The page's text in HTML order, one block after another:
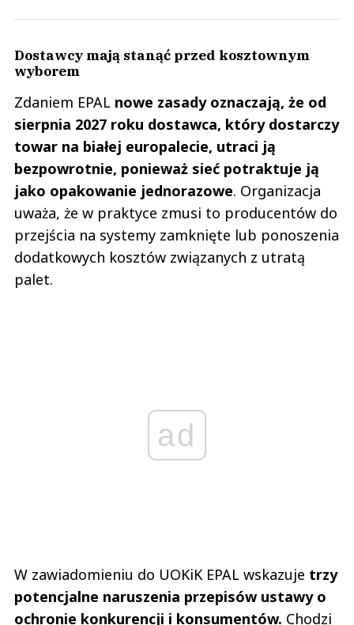
Dostawcy mają stanąć przed kosztownym
wyborem
Zdaniem EPAL nowe zasady oznaczają, że od
sierpnia 2027 roku dostawca, który dostarczy
towar na białej europalecie, utraci ją
bezpowrotnie, ponieważ sieć potraktuje ją
jako opakowanie jednorazowe. Organizacja
uważa, że w praktyce zmusi to producentów do
przejścia na systemy zamknięte lub ponoszenia
dodatkowych kosztów związanych z utratą
palet.
ad
W zawiadomieniu do UOKiK EPAL wskazuje trzy
potencjalne naruszenia przepisów ustawy o
ochronie konkurencji i konsumentów. Chodzi